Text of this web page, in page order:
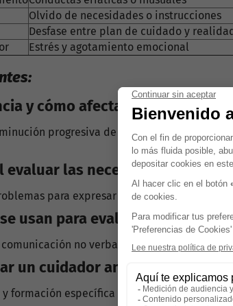
Olvido de necesidades o instrucciones
Desfase entre plan de cuidado y
Estrés y agotamiento emocional
y cómo afecta el cuidado de
progresiva de las funciones
las necesidades en
para expresar lo que sienten o
usan para evaluar a adultos
no verbal, rutinas estables y
un cuidador ante cambios de
formación específica para interpretar el